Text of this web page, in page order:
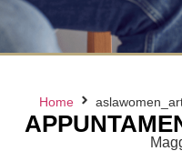
Home